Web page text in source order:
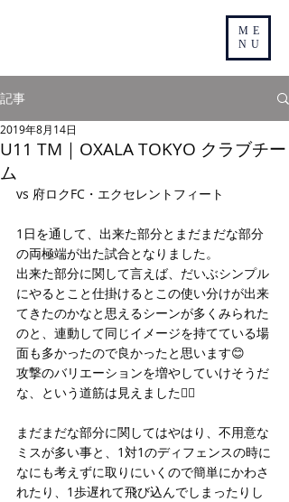
ME
NU
記事
U11 TM｜OXALA TOKYO クラブチー
ム
2019年8月14日
vs 府ロクFC・エクセレントフィート
1日を通して、出来た部分とまだまだな部分
の両極端が出た試合となりました。
出来た部分に関して言えば、だいぶシンプル
にやるとこと仕掛けるとこの使い分けが出来
てきたのかなと思えるシーンが多くみられた
のと、連動して同じイメージを持てている場
面も多かったので良かったと思います😊
攻撃のバリエーションを増やしていけそうだ
な、という道筋は見えました👍🏻
まだまだな部分に関してはやはり、不用意な
ミスが多い事と、1対1のディフェンスの時に
なにも考えずに取りにいくので簡単にかわさ
れたり、1歩遅れて飛び込んでしまったりし